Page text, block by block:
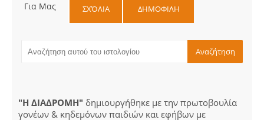
Για Μας ΣΧΌΛΙΑ ΔΗΜΟΦΙΛΗ
"Η ΔΙΑΔΡΟΜΗ" δημιουργήθηκε με την πρωτοβουλία
γονέων & κηδεμόνων παιδιών και εφήβων με